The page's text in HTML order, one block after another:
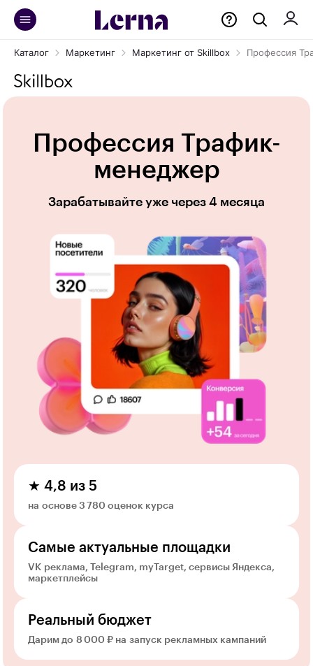
Каталог Маркетинг Маркетинг от Skillbox Профессия
Профессия Трафик-
менеджер
Зарабатывайте уже через 4 месяца
★ 4,8 из 5
на основе 3 780 оценок курса
Самые актуальные площадки
VK реклама, Telegram, myTarget, сервисы Яндекса,
маркетплейсы
Реальный бюджет
Дарим до 8 000 ₽ на запуск рекламных кампаний